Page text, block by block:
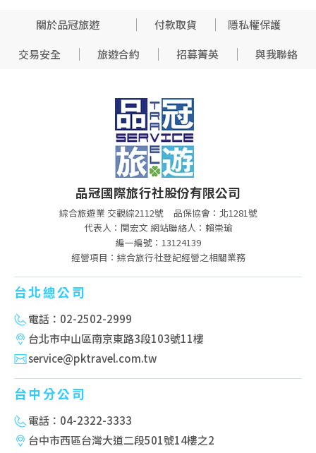
關於品冠旅遊 付款取貨
隱私權保護
交易安全
旅遊合約 招募菁英 與我聯絡
品冠國際旅行社股份有限公司
綜合旅遊業 交觀綜2112號
品保協會：北1281號
代表人：関宏文 網站聯絡人：賴崇瑜
編一編號：13124139
經營項目：綜合旅行社登記經營之相關業務
台北總公司
電話：02-2502-2999
台北市中山區南京東路3段103號11樓
service@pktravel.com.tw
台中分公司
電話：04-2322-3333
台中市西區台灣大道二段501號14樓之2